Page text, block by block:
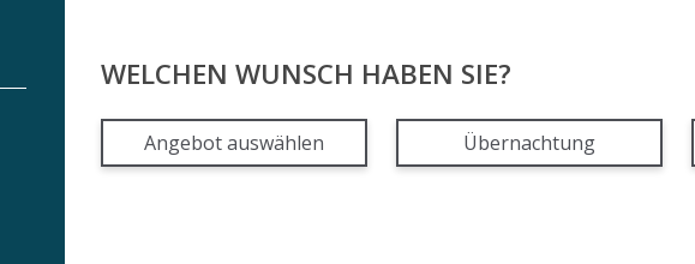
WELCHEN WUNSCH HABEN SIE?
Angebot auswählen Übernachtung